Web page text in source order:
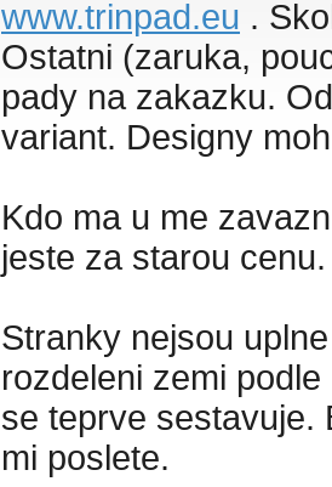
www.trinpad.eu .
Ostatni (zaruka,
pady na zakazku.
variant. Designy
Kdo ma u me
jeste za starou cenu.
Stranky nejsou
rozdeleni zemi
se teprve sestavuje.
mi poslete.